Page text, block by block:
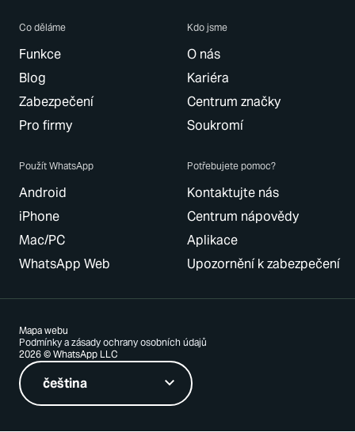
Co děláme
Funkce
Blog
Zabezpečení
Pro firmy
Kdo jsme
O nás
Kariéra
Centrum značky
Soukromí
Použít WhatsApp
Android
iPhone
Mac/PC
WhatsApp Web
Potřebujete pomoc?
Kontaktujte nás
Centrum nápovědy
Aplikace
Upozornění k zabezpečení
2026 © WhatsApp LLC
Podmínky a zásady ochrany osobních údajů
Mapa webu